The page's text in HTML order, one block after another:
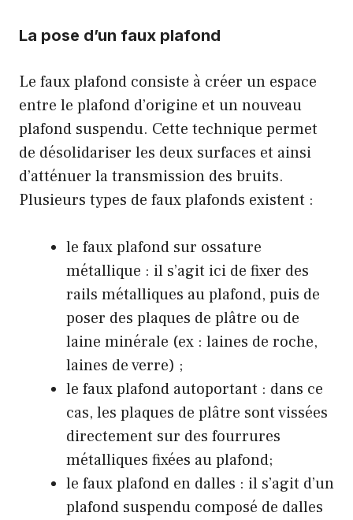
La pose d’un faux plafond
Le faux plafond consiste à créer un espace
entre le plafond d’origine et un nouveau
plafond suspendu. Cette technique permet
de désolidariser les deux surfaces et ainsi
d’atténuer la transmission des bruits.
Plusieurs types de faux plafonds existent :
le faux plafond sur ossature
métallique : il s’agit ici de fixer des
rails métalliques au plafond, puis de
poser des plaques de plâtre ou de
laine minérale (ex : laines de roche,
laines de verre) ;
le faux plafond autoportant : dans ce
cas, les plaques de plâtre sont vissées
directement sur des fourrures
métalliques fixées au plafond;
le faux plafond en dalles : il s’agit d’un
plafond suspendu composé de dalles